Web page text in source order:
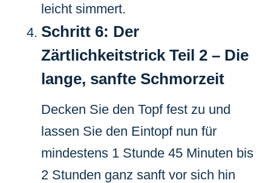
leicht simmert.
Schritt 6: Der
Zärtlichkeitstrick Teil 2 – Die
lange, sanfte Schmorzeit
Decken Sie den Topf fest zu und
lassen Sie den Eintopf nun für
mindestens 1 Stunde 45 Minuten bis
2 Stunden ganz sanft vor sich hin